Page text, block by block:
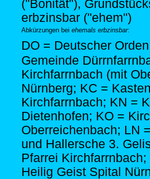
("Bonität"),
erbzinsbar ("ehem")
Abkürzungen bei ehemals erbzinsbar:
DO = Deutscher
Gemeinde
Kirchfarrnbach (mit
Nürnberg; KC =
Kirchfarrnbach; KN =
Dietenhofen; KO =
Oberreichenbach; LN
und Hallersche 3.
Pfarrei Kirchfarrnbach;
Heilig Geist Spital